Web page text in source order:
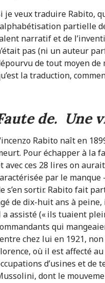
je veux traduire Rabito,
partielle
narratif et de
pas (ni un auteur
de tout moyen
la traduction,
Faute de. Une
Rabito naît en
Pour échapper à la
avec ces 28 lires on
par le
s’en sortir. Rabito fait
de dix-huit ans à
a assisté (« ils tuaient
qui
chez lui en 1921,
où il est affecté
d’usines et de
dont le